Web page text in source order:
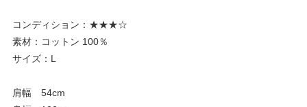
コンディション：★★★☆
素材：コットン 100％
サイズ：L
肩幅 54cm